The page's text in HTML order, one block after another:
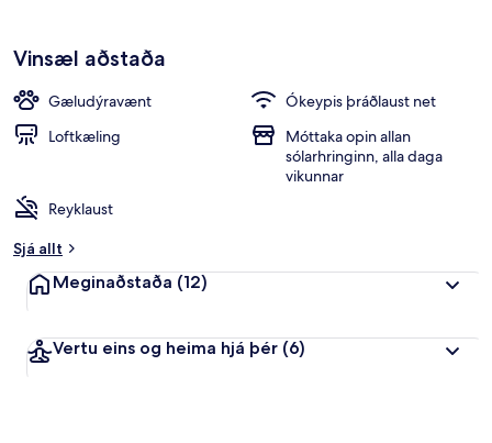
Vinsæl aðstaða
Gæludýravænt
Ókeypis þráðlaust net
Loftkæling
Móttaka opin allan
sólarhringinn, alla daga
vikunnar
Reyklaust
Sjá allt
Meginaðstaða (12)
Vertu eins og heima hjá þér (6)